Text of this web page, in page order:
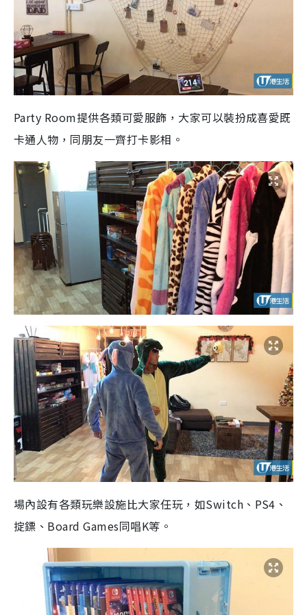
Party Room提供各類可愛服飾，大家可以裝扮成喜愛既
卡通人物，同朋友一齊打卡影相。
場內設有各類玩樂設施比大家任玩，如Switch、PS4、
掟鏢、Board Games同唱K等。